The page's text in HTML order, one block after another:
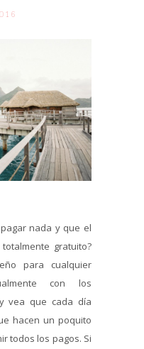
nada y que el
gratuito?
para cualquier
con los
vea que cada día
hacen un poquito
todos los pagos. Si